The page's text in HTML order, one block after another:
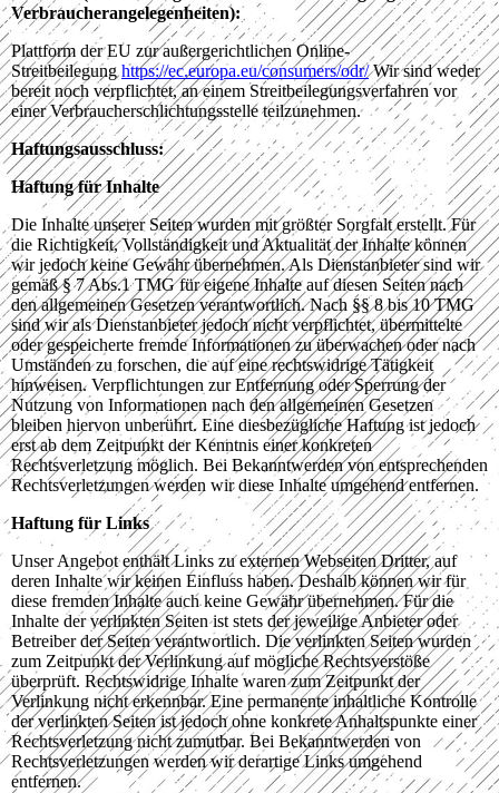
Verbraucherangelegenheiten):
Plattform der EU zur außergerichtlichen Online-
Streitbeilegunghttps://ec.europa.eu/consumers/odr/Wir sind weder
bereit noch verpflichtet, an einem Streitbeilegungsverfahren vor
einer Verbraucherschlichtungsstelle teilzunehmen.
Haftungsausschluss:
Haftung für Inhalte
Die Inhalte unserer Seiten wurden mit größter Sorgfalt erstellt. Für
die Richtigkeit, Vollständigkeit und Aktualität der Inhalte können
wir jedoch keine Gewähr übernehmen. Als Dienstanbieter sind wir
gemäß § 7 Abs.1 TMG für eigene Inhalte auf diesen Seiten nach
den allgemeinen Gesetzen verantwortlich. Nach §§ 8 bis 10 TMG
sind wir als Dienstanbieter jedoch nicht verpflichtet, übermittelte
oder gespeicherte fremde Informationen zu überwachen oder nach
Umständen zu forschen, die auf eine rechtswidrige Tätigkeit
hinweisen. Verpflichtungen zur Entfernung oder Sperrung der
Nutzung von Informationen nach den allgemeinen Gesetzen
bleiben hiervon unberührt. Eine diesbezügliche Haftung ist jedoch
erst ab dem Zeitpunkt der Kenntnis einer konkreten
Rechtsverletzung möglich. Bei Bekanntwerden von entsprechenden
Rechtsverletzungen werden wir diese Inhalte umgehend entfernen.
Haftung für Links
Unser Angebot enthält Links zu externen Webseiten Dritter, auf
deren Inhalte wir keinen Einfluss haben. Deshalb können wir für
diese fremden Inhalte auch keine Gewähr übernehmen. Für die
Inhalte der verlinkten Seiten ist stets der jeweilige Anbieter oder
Betreiber der Seiten verantwortlich. Die verlinkten Seiten wurden
zum Zeitpunkt der Verlinkung auf mögliche Rechtsverstöße
überprüft. Rechtswidrige Inhalte waren zum Zeitpunkt der
Verlinkung nicht erkennbar. Eine permanente inhaltliche Kontrolle
der verlinkten Seiten ist jedoch ohne konkrete Anhaltspunkte einer
Rechtsverletzung nicht zumutbar. Bei Bekanntwerden von
Rechtsverletzungen werden wir derartige Links umgehend
entfernen.